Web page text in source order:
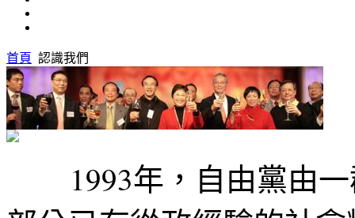
首頁 認識我們
1993年，自由黨由